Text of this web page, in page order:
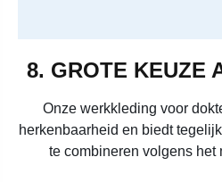
8. GROTE KEUZE
Onze werkkleding voor
herkenbaarheid en biedt
te combineren volgens het